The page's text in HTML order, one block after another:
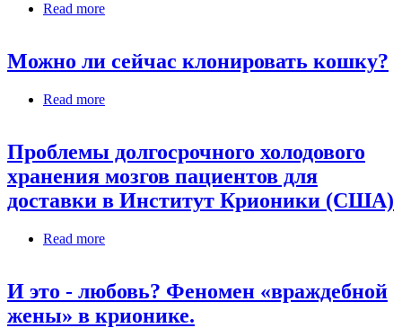
Read more
Можно ли сейчас клонировать кошку?
Read more
Проблемы долгосрочного холодового
хранения мозгов пациентов для
доставки в Институт Крионики (США)
Read more
И это - любовь? Феномен «враждебной
жены» в крионике.